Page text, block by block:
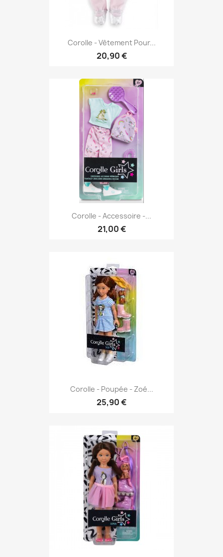
Corolle - Vêtement Pour...
20,90 €
Corolle - Accessoire -...
21,00 €
Corolle - Poupée - Zoé...
25,90 €